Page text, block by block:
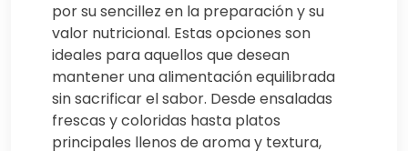
por su sencillez en la preparación y su
valor nutricional. Estas opciones son
ideales para aquellos que desean
mantener una alimentación equilibrada
sin sacrificar el sabor. Desde ensaladas
frescas y coloridas hasta platos
principales llenos de aroma y textura,